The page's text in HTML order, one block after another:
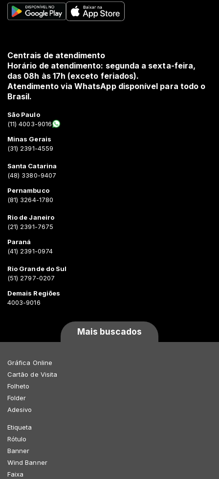
Centrais de atendimento
Horário de atendimento: segunda a sexta-feira,
das 08h às 17h (exceto feriados).
Atendimento via WhatsApp disponível para todo o
Brasil.
São Paulo
(11) 4003-9016
Minas Gerais
(31) 2391-4559
Santa Catarina
(48) 3380-9407
Pernambuco
(81) 3264-1780
Rio de Janeiro
(21) 2391-7675
Paraná
(41) 2391-0974
Rio Grande do Sul
(51) 2797-0207
Demais Regiões
4003-9016
Mais buscados
Gráfica Online
Cartão de Visita
Folheto
Folder
Adesivo
Etiqueta
Rótulo
Banner
Wind Banner
Faixa